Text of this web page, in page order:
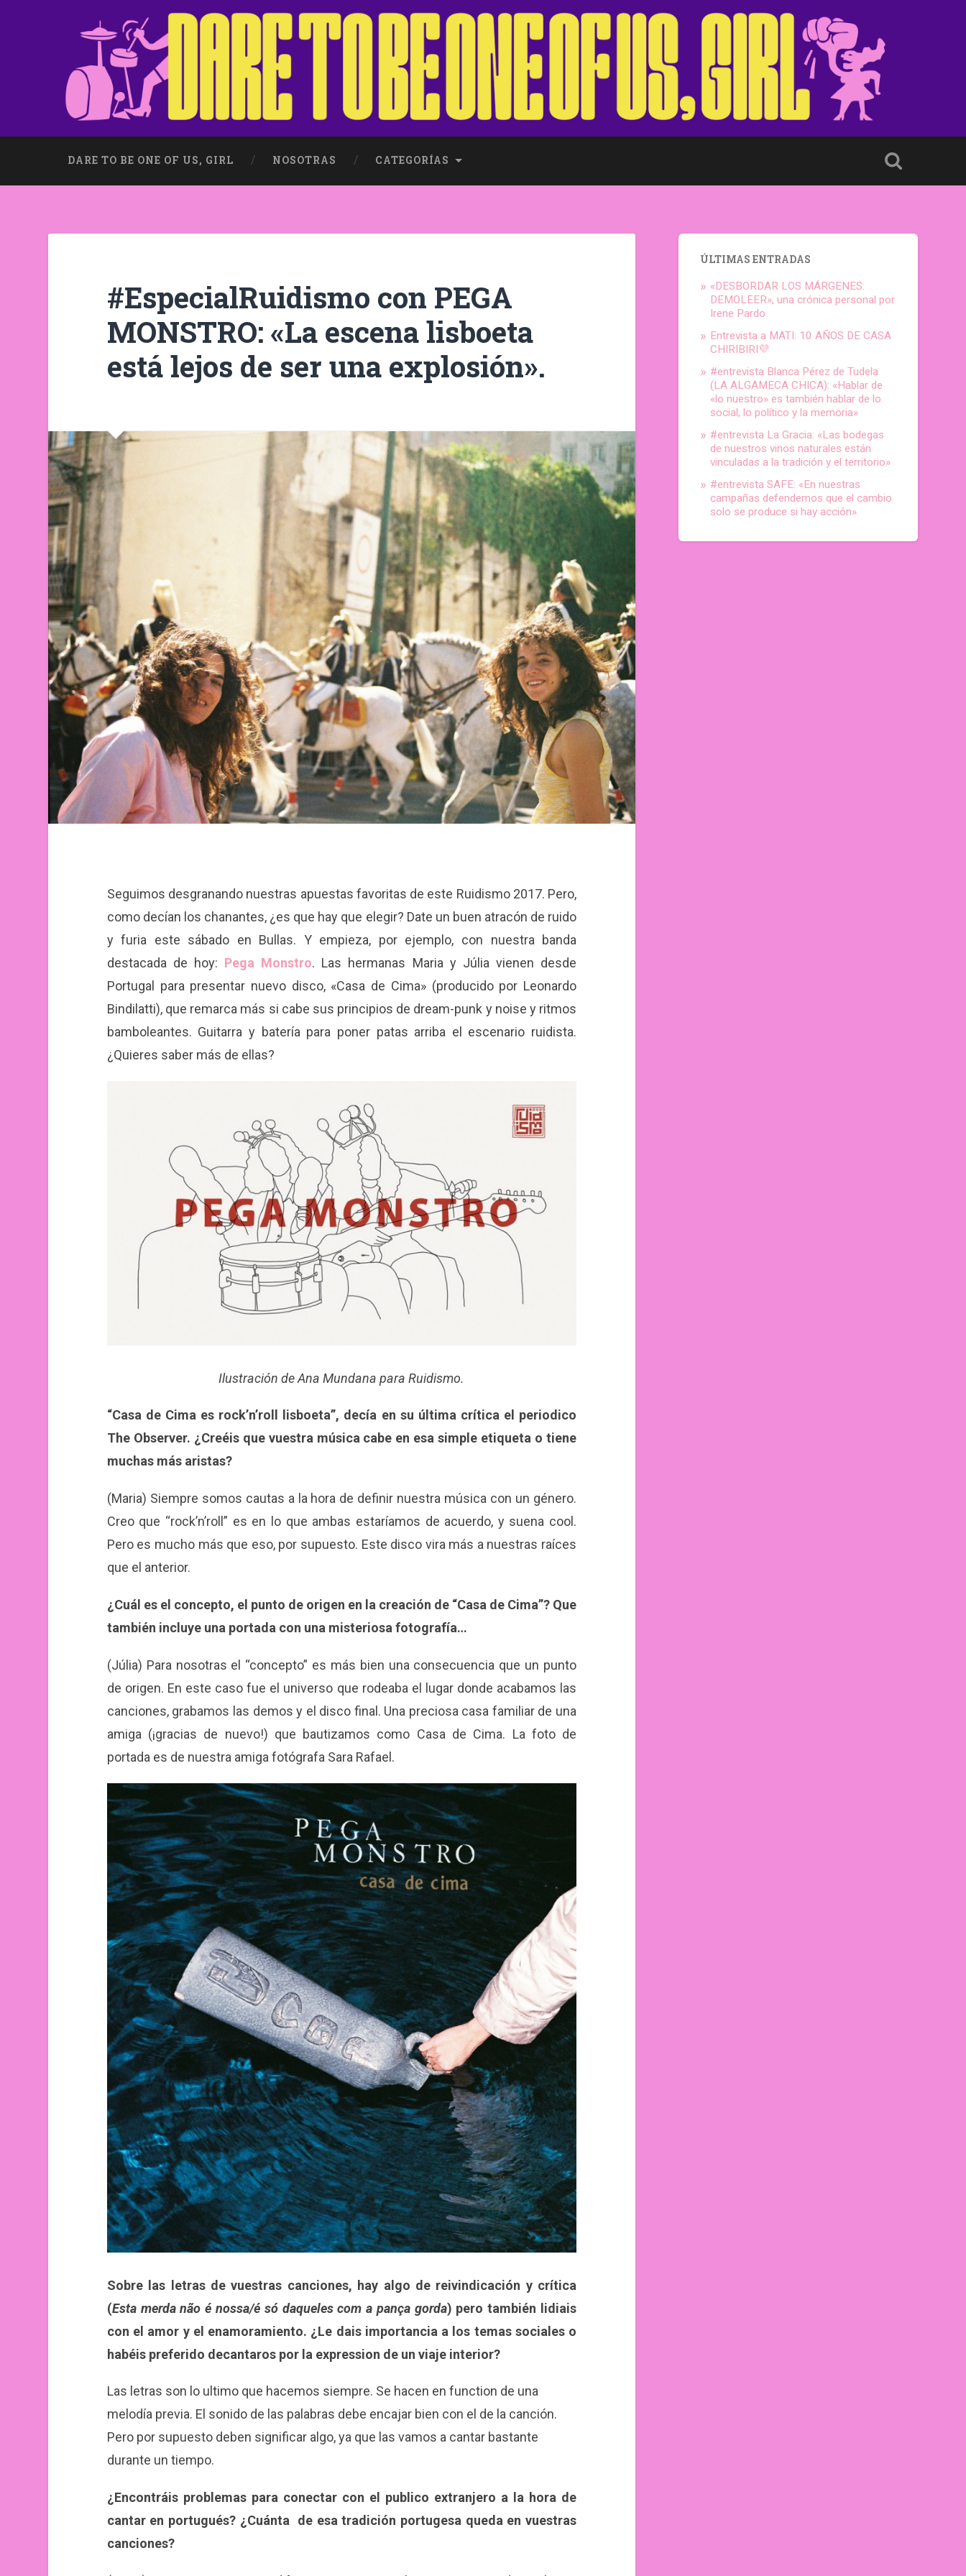
DARE TO BE ONE OF US, GIRL NOSOTRAS CATEGORÍAS
#EspecialRuidismo con PEGA
MONSTRO: «La escena lisboeta
está lejos de ser una explosión».
Seguimos desgranando nuestras apuestas favoritas de este Ruidismo 2017. Pero,
como decían los chanantes, ¿es que hay que elegir? Date un buen atracón de ruido
y furia este sábado en Bullas. Y empieza, por ejemplo, con nuestra banda
destacada de hoy: Pega Monstro. Las hermanas Maria y Júlia vienen desde
Portugal para presentar nuevo disco, «Casa de Cima» (producido por Leonardo
Bindilatti), que remarca más si cabe sus principios de dream-punk y noise y ritmos
bamboleantes. Guitarra y batería para poner patas arriba el escenario ruidista.
¿Quieres saber más de ellas?
Ilustración de Ana Mundana para Ruidismo.
“Casa de Cima es rock’n’roll lisboeta”, decía en su última crítica el periodico
The Observer. ¿Creéis que vuestra música cabe en esa simple etiqueta o tiene
muchas más aristas?
(Maria) Siempre somos cautas a la hora de definir nuestra música con un género.
Creo que “rock’n’roll” es en lo que ambas estaríamos de acuerdo, y suena cool.
Pero es mucho más que eso, por supuesto. Este disco vira más a nuestras raíces
que el anterior.
¿Cuál es el concepto, el punto de origen en la creación de “Casa de Cima”? Que
también incluye una portada con una misteriosa fotografía…
(Júlia) Para nosotras el “concepto” es más bien una consecuencia que un punto
de origen. En este caso fue el universo que rodeaba el lugar donde acabamos las
canciones, grabamos las demos y el disco final. Una preciosa casa familiar de una
amiga (¡gracias de nuevo!) que bautizamos como Casa de Cima. La foto de
portada es de nuestra amiga fotógrafa Sara Rafael.
Sobre las letras de vuestras canciones, hay algo de reivindicación y crítica
(Esta merda não é nossa/é só daqueles com a pança gorda) pero también lidiais
con el amor y el enamoramiento. ¿Le dais importancia a los temas sociales o
habéis preferido decantaros por la expression de un viaje interior?
Las letras son lo ultimo que hacemos siempre. Se hacen en function de una
melodía previa. El sonido de las palabras debe encajar bien con el de la canción.
Pero por supuesto deben significar algo, ya que las vamos a cantar bastante
durante un tiempo.
¿Encontráis problemas para conectar con el publico extranjero a la hora de
cantar en portugués? ¿Cuánta de esa tradición portugesa queda en vuestras
canciones?
ÚLTIMAS ENTRADAS
«DESBORDAR LOS MÁRGENES:
DEMOLEER», una crónica personal por
Irene Pardo
Entrevista a MATI: 10 AÑOS DE CASA
CHIRIBIRI💜
#entrevista Blanca Pérez de Tudela
(LA ALGAMECA CHICA): «Hablar de
«lo nuestro» es también hablar de lo
social, lo político y la memoria»
#entrevista La Gracia: «Las bodegas
de nuestros vinos naturales están
vinculadas a la tradición y el territorio»
#entrevista SAFE: «En nuestras
campañas defendemos que el cambio
solo se produce si hay acción»